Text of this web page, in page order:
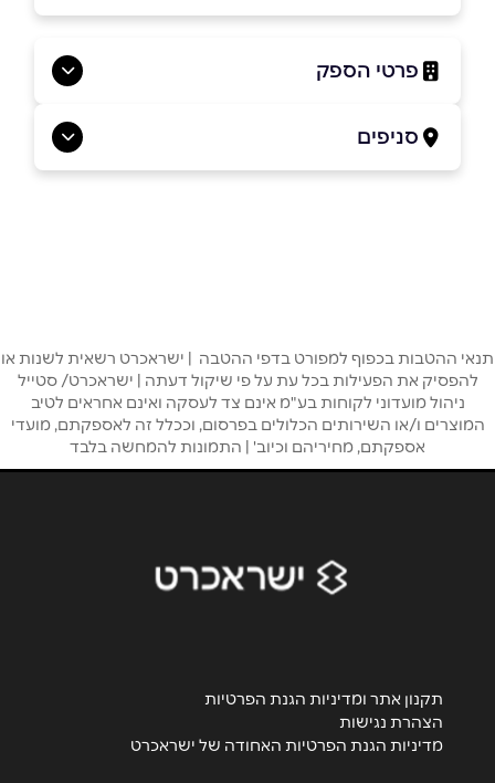
פרטי הספק
באתר באינסטגרם
טלפון*
אימייל*
סניפים
תנאי ההטבות בכפוף למפורט בדפי ההטבה | ישראכרט רשאית לשנות או
להפסיק את הפעילות בכל עת על פי שיקול דעתה | ישראכרט/ סטייל
ניהול מועדוני לקוחות בע"מ אינם צד לעסקה ואינם אחראים לטיב
המוצרים ו/או השירותים הכלולים בפרסום, וככלל זה לאספקתם, מועדי
אספקתם, מחיריהם וכיוב' | התמונות להמחשה בלבד
תקנון אתר ומדיניות הגנת הפרטיות
הצהרת נגישות
מדיניות הגנת הפרטיות האחודה של ישראכרט